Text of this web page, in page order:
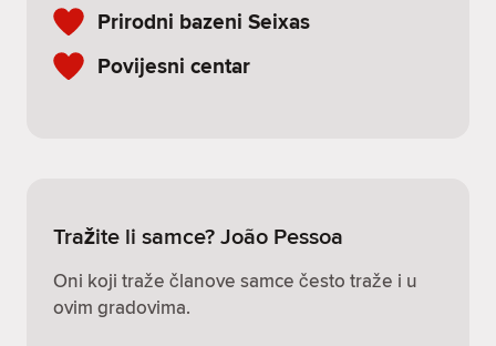
Prirodni bazeni Seixas
Povijesni centar
Tražite li samce? João Pessoa
Oni koji traže članove samce često traže i u
ovim gradovima.